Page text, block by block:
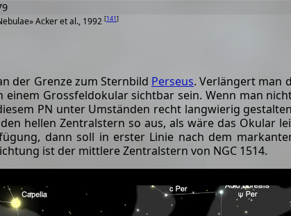
Acker et al., 1992 [141]
der Grenze zum Sternbild Perseus. Verlängert man
Grossfeldokular sichtbar sein. Wenn man
PN unter Umständen recht langwierig
hellen Zentralstern so aus, als wäre das Okular
dann soll in erster Linie nach dem
ist der mittlere Zentralstern von NGC 1514.